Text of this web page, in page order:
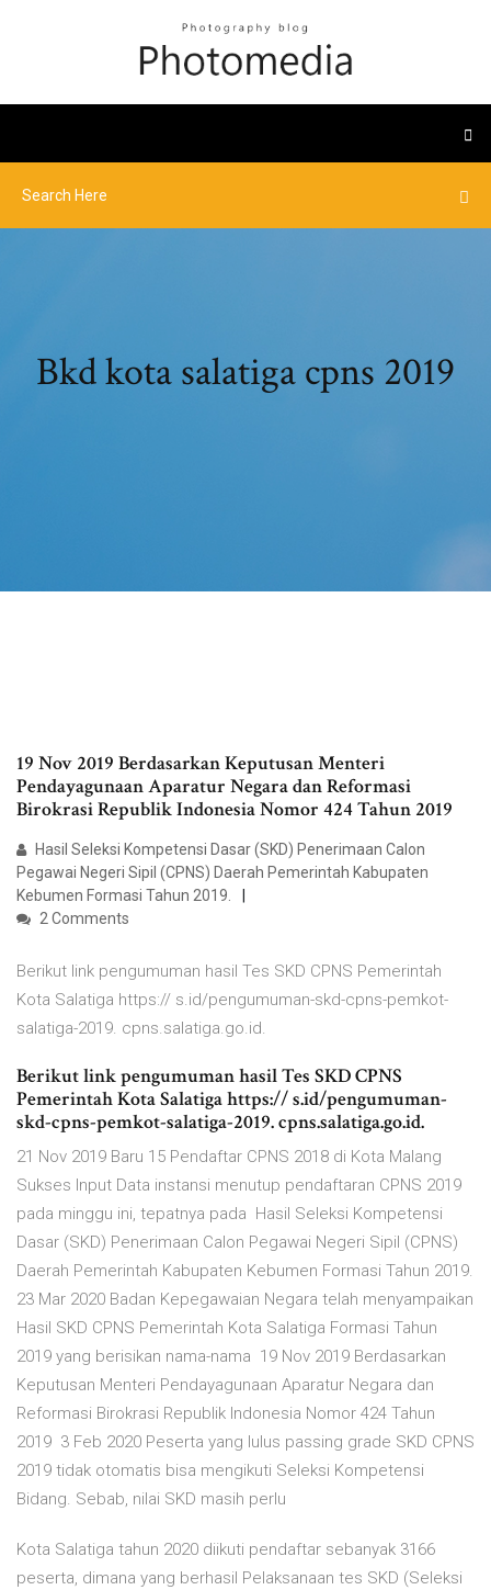
Bkd kota salatiga cpns 2019
19 Nov 2019 Berdasarkan Keputusan Menteri
Pendayagunaan Aparatur Negara dan Reformasi
Birokrasi Republik Indonesia Nomor 424 Tahun 2019
Hasil Seleksi Kompetensi Dasar (SKD) Penerimaan Calon
Pegawai Negeri Sipil (CPNS) Daerah Pemerintah Kabupaten
Kebumen Formasi Tahun 2019.
2 Comments
Berikut link pengumuman hasil Tes SKD CPNS Pemerintah
Kota Salatiga https:// s.id/pengumuman-skd-cpns-pemkot-
salatiga-2019. cpns.salatiga.go.id.
Berikut link pengumuman hasil Tes SKD CPNS
Pemerintah Kota Salatiga https:// s.id/pengumuman-
skd-cpns-pemkot-salatiga-2019. cpns.salatiga.go.id.
21 Nov 2019 Baru 15 Pendaftar CPNS 2018 di Kota Malang
Sukses Input Data instansi menutup pendaftaran CPNS 2019
pada minggu ini, tepatnya pada Hasil Seleksi Kompetensi
Dasar (SKD) Penerimaan Calon Pegawai Negeri Sipil (CPNS)
Daerah Pemerintah Kabupaten Kebumen Formasi Tahun 2019.
23 Mar 2020 Badan Kepegawaian Negara telah menyampaikan
Hasil SKD CPNS Pemerintah Kota Salatiga Formasi Tahun
2019 yang berisikan nama-nama 19 Nov 2019 Berdasarkan
Keputusan Menteri Pendayagunaan Aparatur Negara dan
Reformasi Birokrasi Republik Indonesia Nomor 424 Tahun
2019 3 Feb 2020 Peserta yang lulus passing grade SKD CPNS
2019 tidak otomatis bisa mengikuti Seleksi Kompetensi
Bidang. Sebab, nilai SKD masih perlu
Kota Salatiga tahun 2020 diikuti pendaftar sebanyak 3166
peserta, dimana yang berhasil Pelaksanaan tes SKD (Seleksi